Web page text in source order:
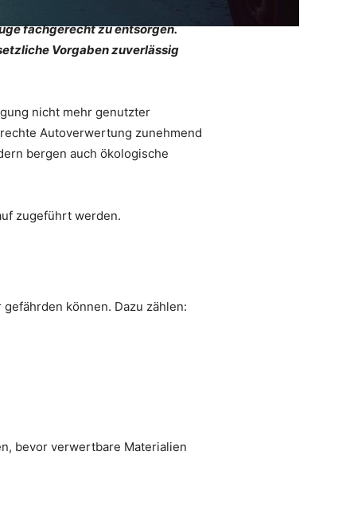
fachgerecht zu entsorgen.
Vorgaben zuverlässig
nicht mehr genutzter
Autoverwertung zunehmend
bergen auch ökologische
zugeführt werden.
können. Dazu zählen:
bevor verwertbare Materialien